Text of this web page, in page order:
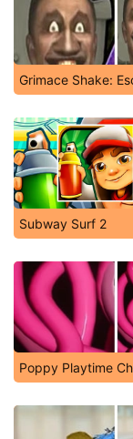
Grimace Shake:
Subway Surf 2
Poppy Playtime